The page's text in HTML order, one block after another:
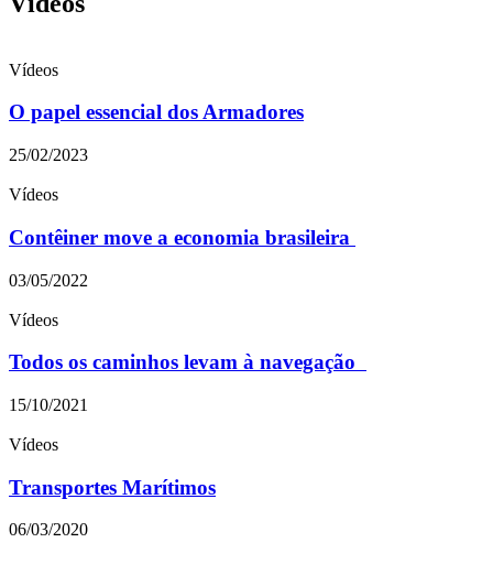
Vídeos
O papel essencial dos Armadores
25/02/2023
Vídeos
Contêiner move a economia brasileira
03/05/2022
Vídeos
Todos os caminhos levam à navegação
15/10/2021
Vídeos
Transportes Marítimos
06/03/2020